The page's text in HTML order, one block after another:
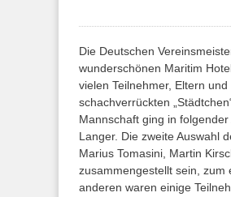
Die Deutschen
wunderschönen Maritim
vielen Teilnehmer, Eltern
schachverrückten
Mannschaft ging in
Langer. Die zweite Auswahl
Marius Tomasini, Martin
zusammengestellt sein, zum
anderen waren einige